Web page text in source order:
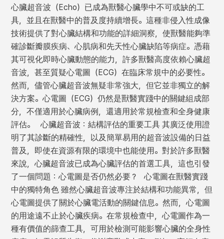
心臟超音波（Echo）已成為獸醫心臟學中不可或缺的工
具，並且在獸醫中的普及度持續增長。這種非侵入性成像
技術提供了對心臟結構和功能的詳細洞察，使獸醫能夠準
確診斷瓣膜疾病、心肌病和先天性心臟缺陷等病症。憑藉
其可視化即時心臟動態的能力，許多獸醫高度依賴心臟超
音波，甚至質疑心電圖（ECG）在臨床常規中的必要性。
然而，儘管心臟超音波無疑非常強大，但它並非獨立的解
決方案。心電圖（ECG）仍然是獸醫實踐中的關鍵組成部
分，不僅適用於心臟病例，還適用於常規檢查和全身健康
評估。 心臟超音波：結構評估的重要工具 其廣泛使用證
明了其診斷的精確性，以及簡單易用的超音波設備的日益
普及，即使在資源有限的環境中也能使用。對於許多獸醫
來說，心臟超音波已成為心臟評估的首選工具，這也引發
了一個問題：心電圖是否仍然必要？ 心電圖在獸醫實踐
中的獨特角色 雖然心臟超音波專注於結構和功能異常，但
心電圖提供了關於心臟電活動的關鍵信息。然而，心電圖
的用途遠不止於心臟疾病。在常規檢查中，心電圖作為一
種有價值的篩查工具，可用於檢測可能影響心臟的全身性